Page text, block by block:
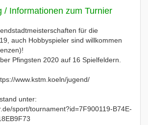
/ Informationen zum Turnier
für die
auch Hobbyspieler sind willkommen
Pfingsten 2020 auf 16 Spielfeldern.
www.kstm.koeln/jugend/
unter:
sport/tournament?id=7F900119-B74E-